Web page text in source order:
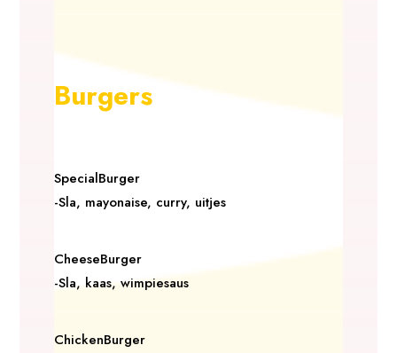
Burgers
SpecialBurger
-Sla, mayonaise, curry, uitjes
CheeseBurger
-Sla, kaas, wimpiesaus
ChickenBurger